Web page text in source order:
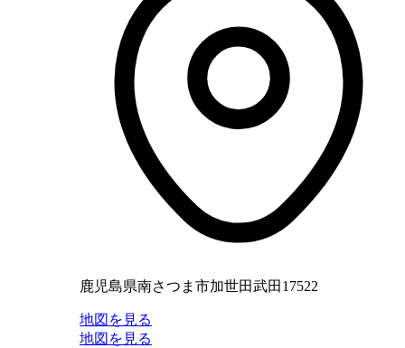
鹿児島県南さつま市加世田武田17522
地図を見る
地図を見る